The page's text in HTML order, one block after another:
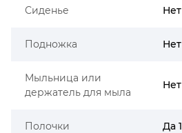
Сиденье Нет
Подножка Нет
Мыльница или
держатель для мыла
Нет
Полочки Да 1